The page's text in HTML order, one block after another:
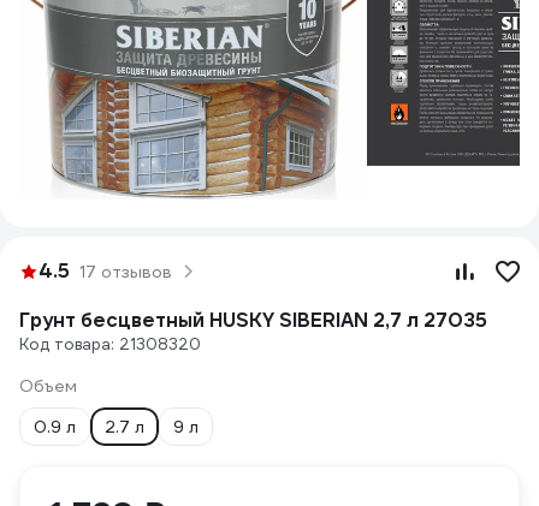
4.5 17 отзывов
Грунт бесцветный HUSKY SIBERIAN 2,7 л 27035
Код товара: 21308320
Объем
0.9 л
2.7 л 9 л